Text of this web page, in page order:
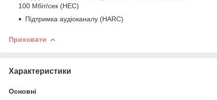
100 Мбіт/сек (HEC)
Підтримка аудіоканалу (HARC)
Приховати
Характеристики
Основні